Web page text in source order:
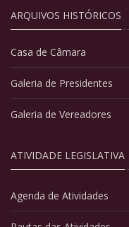
ARQUIVOS HISTÓRICOS
Casa de Câmara
Galeria de Presidentes
Galeria de Vereadores
ATIVIDADE LEGISLATIVA
Agenda de Atividades